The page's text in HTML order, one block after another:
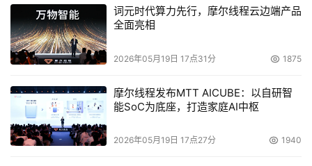
词元时代算力先行，摩尔线程云边端产品
全面亮相
2026年05月19日 17点31分 1875
摩尔线程发布MTT AICUBE：以自研智
能SoC为底座，打造家庭AI中枢
2026年05月19日 17点27分 1940